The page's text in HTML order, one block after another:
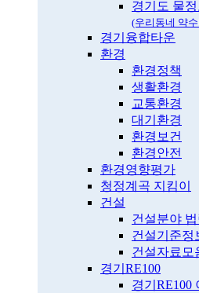
경기도 물
(우리동네 약
경기융합타운
환경
환경정책
생활환경
교통환경
대기환경
환경보건
환경안전
환경영향평가
청정계곡 지킴이
건설
건설분야
건설기준정
건설자료모
경기RE100
경기RE100